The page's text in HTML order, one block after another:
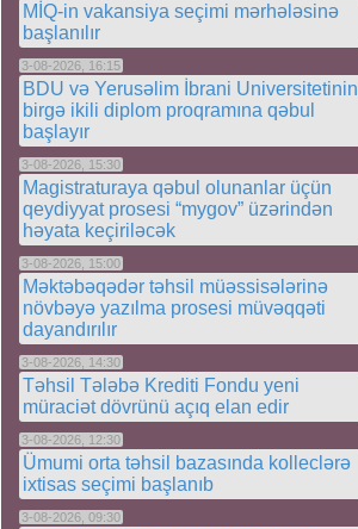
MİQ-in vakansiya seçimi mərhələsinə
başlanılır
3-08-2026, 16:15
BDU və Yerusəlim İbrani Universitetinin
birgə ikili diplom proqramına qəbul
başlayır
3-08-2026, 15:30
Magistraturaya qəbul olunanlar üçün
qeydiyyat prosesi “mygov” üzərindən
həyata keçiriləcək
3-08-2026, 15:00
Məktəbəqədər təhsil müəssisələrinə
növbəyə yazılma prosesi müvəqqəti
dayandırılır
3-08-2026, 14:30
Təhsil Tələbə Krediti Fondu yeni
müraciət dövrünü açıq elan edir
3-08-2026, 12:30
Ümumi orta təhsil bazasında kolleclərə
ixtisas seçimi başlanıb
3-08-2026, 09:30